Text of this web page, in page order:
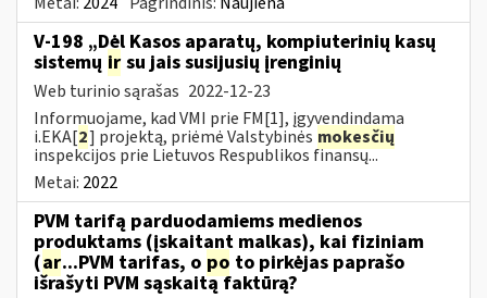
V-198 „Dėl Kasos aparatų, kompiuterinių kasų
sistemų ir su jais susijusių įrenginių
Web turinio sąrašas 2022-12-23
Informuojame, kad VMI prie FM[1], įgyvendindama
i.EKA[2] projektą, priėmė Valstybinės mokesčių
inspekcijos prie Lietuvos Respublikos finansų...
Metai: 2022
PVM tarifą parduodamiems medienos
produktams (įskaitant malkas), kai fiziniam
(ar...PVM tarifas, o po to pirkėjas paprašo
išrašyti PVM sąskaitą faktūrą?